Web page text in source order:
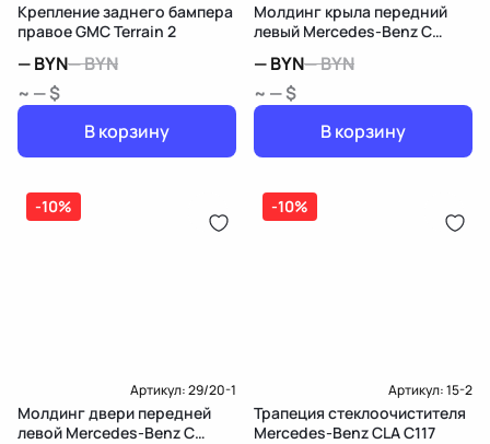
Крепление заднего бампера
правое GMC Terrain 2
—BYN—BYN
~ — $
В корзину
Молдинг крыла передний
левый Mercedes-Benz C
—BYN—BYN
~ — $
В корзину
-10%
Артикул:29/20-1
Молдинг двери передней
левой Mercedes-Benz C
-10%
Артикул:15-2
Трапеция стеклоочистителя
Mercedes-Benz CLA C117